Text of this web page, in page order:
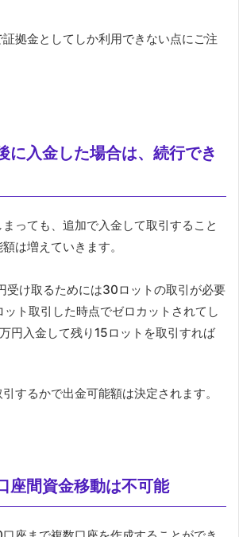
拠金としてしか利用できない点にご注
に入金した場合は、続行でき
っても、追加で入金して取引すること
は増えていきます。
受け取るためには30ロットの取引が必要
ト取引した時点でゼロカットされてし
円入金して残り15ロットを取引すれば
するかで出金可能額は決定されます。
座間資金移動は不可能